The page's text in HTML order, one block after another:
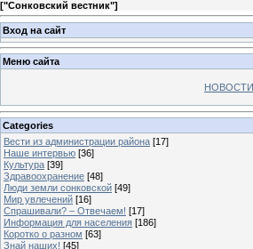
["Сонковский вестник"]
Вход на сайт
Меню сайта
НОВОСТИ
Categories
Вести из администрации района [17]
Наше интервью [36]
Культура [39]
Здравоохранение [48]
Люди земли сонковской [49]
Мир увлечений [16]
Спрашивали? – Отвечаем! [17]
Информация для населения [186]
Коротко о разном [63]
Знай наших! [45]